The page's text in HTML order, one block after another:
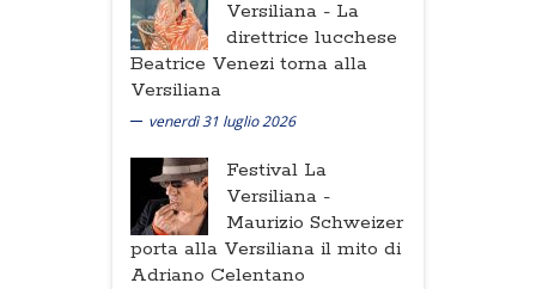
Versiliana - La
direttrice lucchese
Beatrice Venezi torna alla
Versiliana
venerdì 31 luglio 2026
Festival La
Versiliana -
Maurizio Schweizer
porta alla Versiliana il mito di
Adriano Celentano